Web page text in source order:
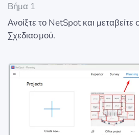
Βήμα 1
Ανοίξτε το NetSpot και μεταβείτε
Σχεδιασμού.